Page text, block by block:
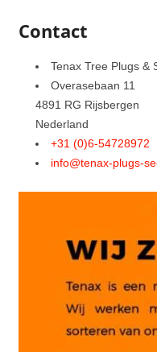
Contact
Tenax Tree Plugs &
Overasebaan 11
4891 RG Rijsbergen
Nederland
+31 (0)6-54728972
info@tenax-plugs-